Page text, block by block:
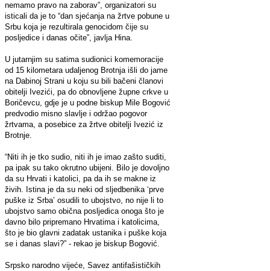
nemamo pravo na zaborav”, organizatori su
isticali da je to “dan sjećanja na žrtve pobune u
Srbu koja je rezultirala genocidom čije su
posljedice i danas očite”, javlja Hina.
U jutarnjim su satima sudionici komemoracije
od 15 kilometara udaljenog Brotnja išli do jame
na Dabinoj Strani u koju su bili bačeni članovi
obitelji Ivezići, pa do obnovljene župne crkve u
Boričevcu, gdje je u podne biskup Mile Bogović
predvodio misno slavlje i održao pogovor
žrtvama, a posebice za žrtve obitelji Ivezić iz
Brotnje.
“Niti ih je tko sudio, niti ih je imao zašto suditi,
pa ipak su tako okrutno ubijeni. Bilo je dovoljno
da su Hrvati i katolici, pa da ih se makne iz
živih. Istina je da su neki od sljedbenika ‘prve
puške iz Srba’ osudili to ubojstvo, no nije li to
ubojstvo samo obična posljedica onoga što je
davno bilo pripremano Hrvatima i katolicima,
što je bio glavni zadatak ustanika i puške koja
se i danas slavi?” - rekao je biskup Bogović.
Srpsko narodno vijeće, Savez antifašističkih